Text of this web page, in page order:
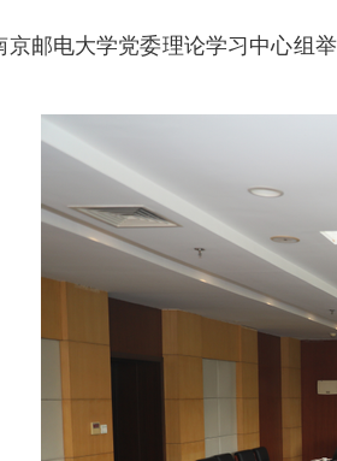
电大学党委理论学习中心组举